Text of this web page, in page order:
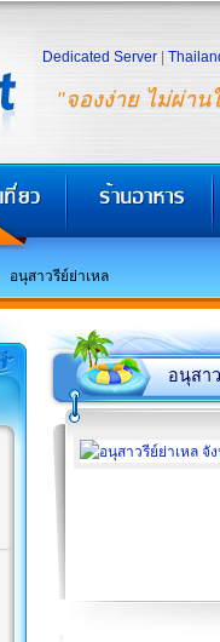
"จองง่าย ไม่ผ่าน
Dedicated Server
อนุสาวรีย์ย่าเหล
อนุสา